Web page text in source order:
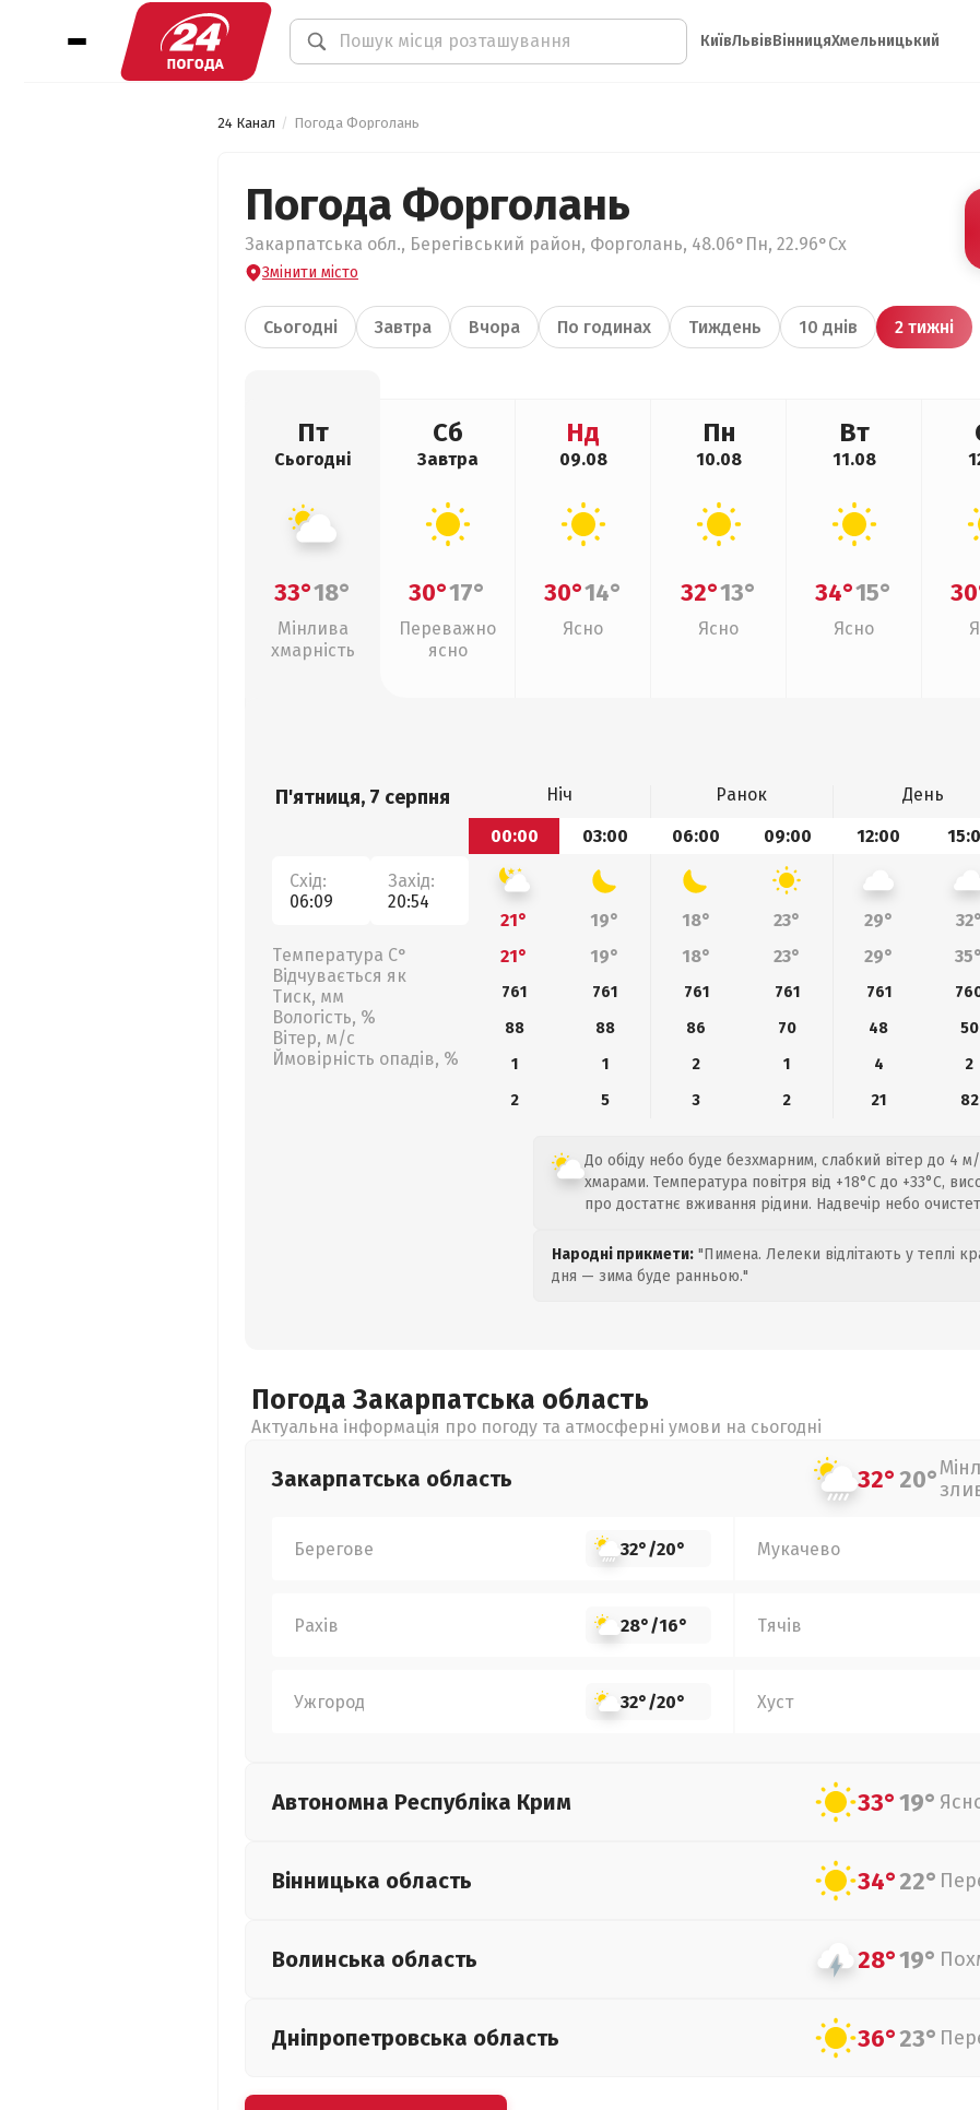
КиївЛьвівВінницяХмельницький
24 Канал Погода Форголань
Погода Форголань
Закарпатська обл., Берегівський район, Форголань, 48.06°Пн, 22.96°Сх
Змінити місто
Сьогодні Завтра Вчора По годинах Тиждень 10 днів 2 тижні
Пт
Сьогодні
33°18°
Мінлива
хмарність
Сб
Завтра
30°17°
Переважно
ясно
Нд
09.08
30°14°
Ясно
Пн
10.08
32°13°
Ясно
Вт
11.08
34°15°
Ясно
П'ятниця, 7 серпня
Схід:
06:09
Захід:
20:54
Температура С°
Відчувається як
Тиск, мм
Вологість, %
Вітер, м/с
Ймовірність опадів, %
Ніч Ранок День
00:00
03:00 06:00 09:00 12:00
21° 19° 18° 23° 29° 32°
21°
19° 18° 23° 29° 35°
761 761 761 761 761
88
88 86 70 48 50
1
1 2 1 4 2
2
5 3 2 21 82
До обіду небо буде безхмарним, слабкий вітер до 4
хмарами. Температура повітря від +18°C до +33°C,
про достатнє вживання рідини. Надвечір небо
Народні прикмети: "Пимена. Лелеки відлітають у теплі
дня — зима буде ранньою."
Погода Закарпатська область
Актуальна інформація про погоду та атмосферні умови на сьогодні
Закарпатська область 32°20°
Берегове 32°/20° Мукачево
Рахів 28°/16° Тячів
Ужгород 32°/20° Хуст
Автономна Республіка Крим 33°19°
Вінницька область 34°22°
Волинська область 28°19°
Дніпропетровська область 36°23°